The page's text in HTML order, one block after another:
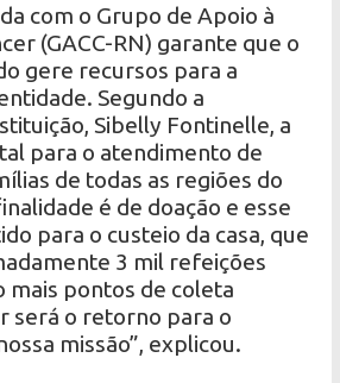
com o Grupo de Apoio à
(GACC-RN) garante que o
gere recursos para a
Segundo a
Sibelly Fontinelle, a
para o atendimento de
de todas as regiões do
é de doação e esse
para o custeio da casa, que
3 mil refeições
mais pontos de coleta
será o retorno para o
missão”, explicou.